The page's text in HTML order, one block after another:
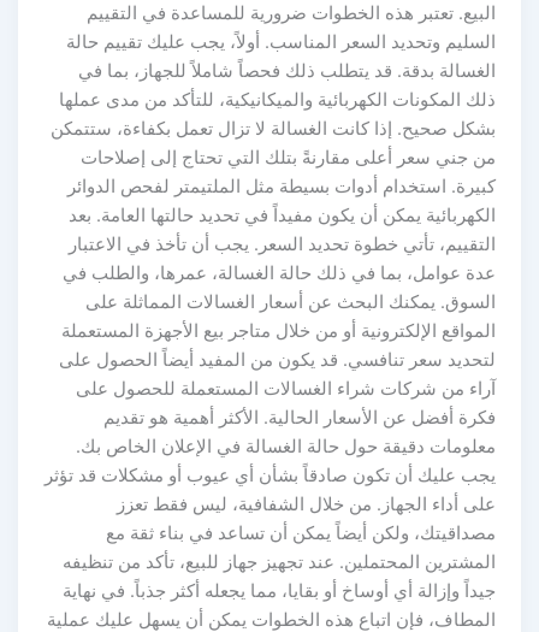
البيع. تعتبر هذه الخطوات ضرورية للمساعدة في التقييم
السليم وتحديد السعر المناسب. أولاً، يجب عليك تقييم حالة
الغسالة بدقة. قد يتطلب ذلك فحصاً شاملاً للجهاز، بما في
ذلك المكونات الكهربائية والميكانيكية، للتأكد من مدى عملها
بشكل صحيح. إذا كانت الغسالة لا تزال تعمل بكفاءة، ستتمكن
من جني سعر أعلى مقارنةً بتلك التي تحتاج إلى إصلاحات
كبيرة. استخدام أدوات بسيطة مثل الملتيمتر لفحص الدوائر
الكهربائية يمكن أن يكون مفيداً في تحديد حالتها العامة. بعد
التقييم، تأتي خطوة تحديد السعر. يجب أن تأخذ في الاعتبار
عدة عوامل، بما في ذلك حالة الغسالة، عمرها، والطلب في
السوق. يمكنك البحث عن أسعار الغسالات المماثلة على
المواقع الإلكترونية أو من خلال متاجر بيع الأجهزة المستعملة
لتحديد سعر تنافسي. قد يكون من المفيد أيضاً الحصول على
آراء من شركات شراء الغسالات المستعملة للحصول على
فكرة أفضل عن الأسعار الحالية. الأكثر أهمية هو تقديم
معلومات دقيقة حول حالة الغسالة في الإعلان الخاص بك.
يجب عليك أن تكون صادقاً بشأن أي عيوب أو مشكلات قد تؤثر
على أداء الجهاز. من خلال الشفافية، ليس فقط تعزز
مصداقيتك، ولكن أيضاً يمكن أن تساعد في بناء ثقة مع
المشترين المحتملين. عند تجهيز جهاز للبيع، تأكد من تنظيفه
جيداً وإزالة أي أوساخ أو بقايا، مما يجعله أكثر جذباً. في نهاية
المطاف، فإن اتباع هذه الخطوات يمكن أن يسهل عليك عملية